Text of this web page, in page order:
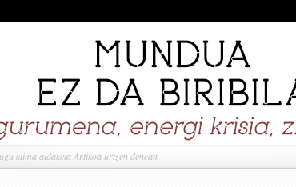
klima aldaketa Artikoa urtzen denean